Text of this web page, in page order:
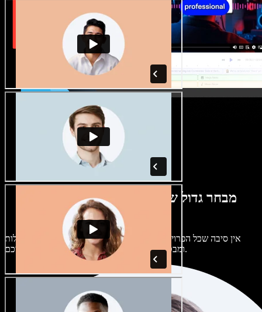
מבחר גדול של קולות נשים וגברים במגוון
מבטאים
אין סיבה שכל הפרויקטים יישמעו אותו דבר. בחרו מתוך מאות קולות
ומבטאים של בינה מלאכותית והתאימו אותם אליכם.